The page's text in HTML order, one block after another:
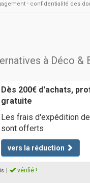
- confidentialité des
à Déco &
Dès 200€ d'achats,
gratuite
Les frais d'expédition
sont offerts
vers la réduction
vérifié !